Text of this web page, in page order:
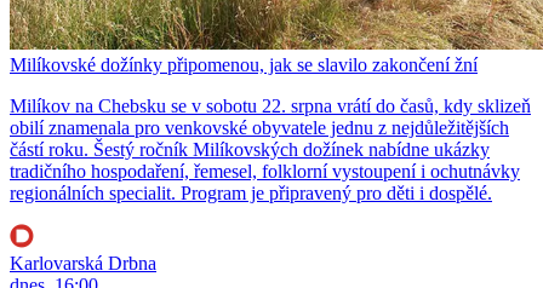
Milíkovské dožínky připomenou, jak se slavilo zakončení žní
Milíkov na Chebsku se v sobotu 22. srpna vrátí do časů, kdy sklizeň
obilí znamenala pro venkovské obyvatele jednu z nejdůležitějších
částí roku. Šestý ročník Milíkovských dožínek nabídne ukázky
tradičního hospodaření, řemesel, folklorní vystoupení i ochutnávky
regionálních specialit. Program je připravený pro děti i dospělé.
Karlovarská Drbna